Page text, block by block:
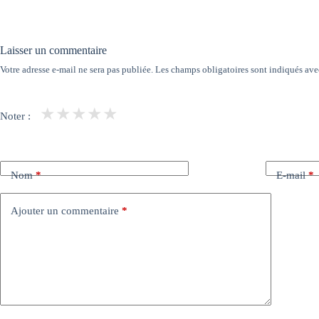
Laisser un commentaire
Votre adresse e-mail ne sera pas publiée. Les champs obligatoires sont indiqués
Noter : ★
★
★
★
★
Nom* E-mail*
Ajouter un commentaire *